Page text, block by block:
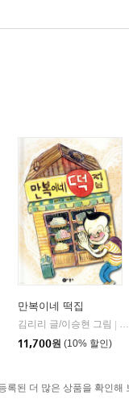
만복이네 떡집
김리리 글/이승현 그림
11,700원 (10% 할인)
록된 더 많은 상품을 확인해